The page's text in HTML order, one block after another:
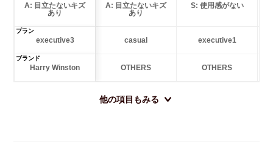
A: 目立たないキズ
あり
A: 目立たないキズ
あり
S: 使用感がない
プラン
executive3 casual executive1
ブランド
Harry Winston OTHERS OTHERS
他の項目もみる